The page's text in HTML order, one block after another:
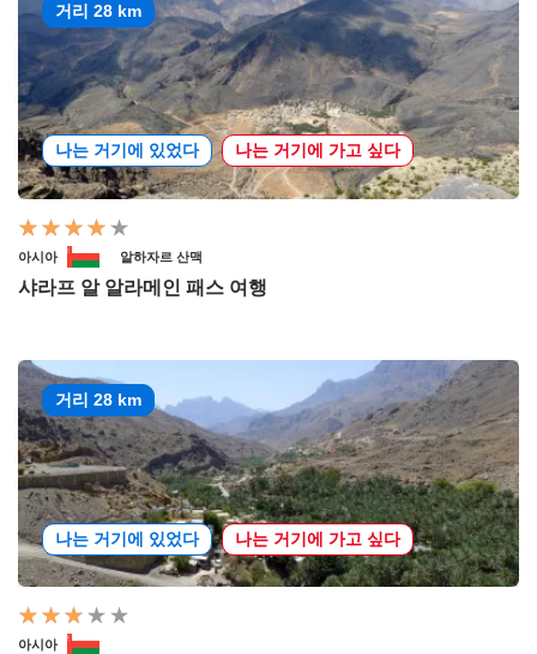
거리 28 km
나는 거기에 있었다 나는 거기에 가고 싶다
아시아 알하자르 산맥
샤라프 알 알라메인 패스 여행
거리 28 km
나는 거기에 있었다 나는 거기에 가고 싶다
아시아